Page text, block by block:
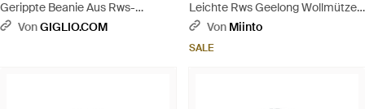
Gerippte Beanie Aus Rws-
Schurwolle Mit Compass-Logo-
VonGIGLIO.COM
Leichte Rws Geelong Wollmütze -
GrauVon Miinto
SALE